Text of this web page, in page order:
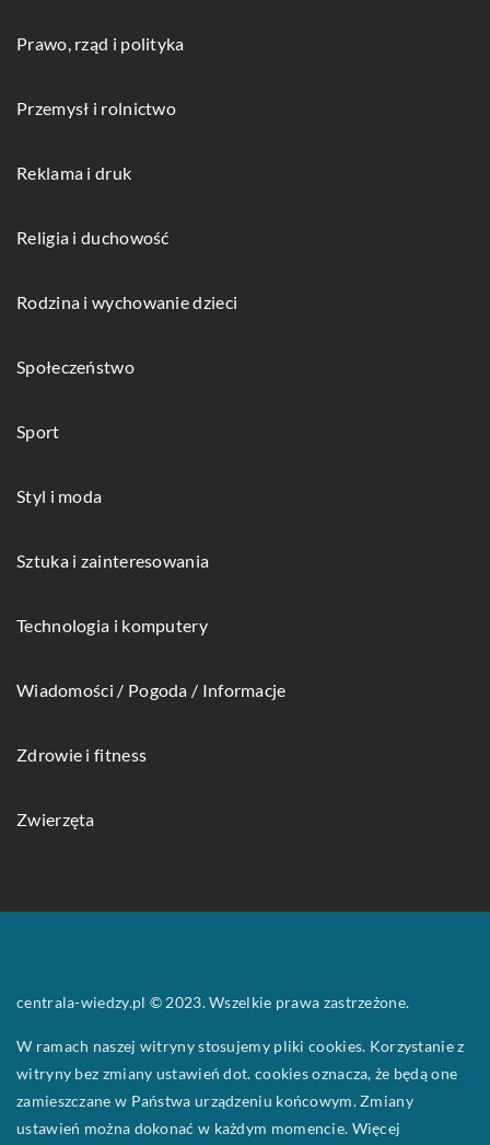
Prawo, rząd i polityka
Przemysł i rolnictwo
Reklama i druk
Religia i duchowość
Rodzina i wychowanie dzieci
Społeczeństwo
Sport
Styl i moda
Sztuka i zainteresowania
Technologia i komputery
Wiadomości / Pogoda / Informacje
Zdrowie i fitness
Zwierzęta
centrala-wiedzy.pl © 2023. Wszelkie prawa zastrzeżone.
W ramach naszej witryny stosujemy pliki cookies. Korzystanie z
witryny bez zmiany ustawień dot. cookies oznacza, że będą one
zamieszczane w Państwa urządzeniu końcowym. Zmiany
ustawień można dokonać w każdym momencie. Więcej